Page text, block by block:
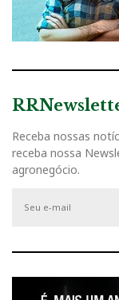
Receba nossas
receba nossa
agronegócio.